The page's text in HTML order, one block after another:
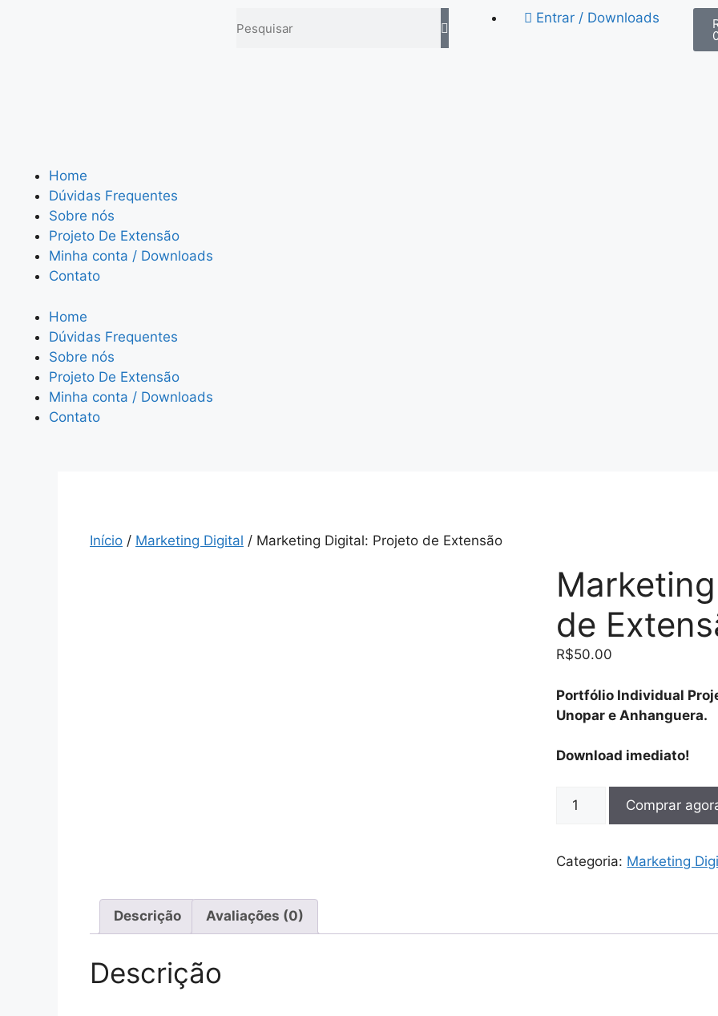
Entrar / Downloads
Home
Dúvidas Frequentes
Sobre nós
Projeto De Extensão
Minha conta / Downloads
Contato
Home
Dúvidas Frequentes
Sobre nós
Projeto De Extensão
Minha conta / Downloads
Contato
Início / Marketing Digital / Marketing Digital: Projeto de Extensão
de
R$50.00
Portfólio Individual
Unopar e Anhanguera.
Download imediato!
Comprar
Categoria: Marketing
Descrição Avaliações (0)
Descrição